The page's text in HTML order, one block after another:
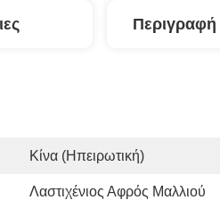
Περιγραφή
Κίνα (Ηπειρωτική)
Λαστιχένιος Αφρός Μαλλιού